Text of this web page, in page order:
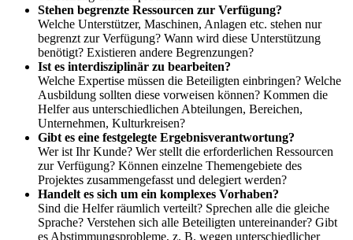
Stehen begrenzte Ressourcen zur Verfügung?
Welche Unterstützer, Maschinen, Anlagen etc. stehen nur
begrenzt zur Verfügung? Wann wird diese Unterstützung
benötigt? Existieren andere Begrenzungen?
Ist es interdisziplinär zu bearbeiten?
Welche Expertise müssen die Beteiligten einbringen? Welche
Ausbildung sollten diese vorweisen können? Kommen die
Helfer aus unterschiedlichen Abteilungen, Bereichen,
Unternehmen, Kulturkreisen?
Gibt es eine festgelegte Ergebnisverantwortung?
Wer ist Ihr Kunde? Wer stellt die erforderlichen Ressourcen
zur Verfügung? Können einzelne Themengebiete des
Projektes zusammengefasst und delegiert werden?
Handelt es sich um ein komplexes Vorhaben?
Sind die Helfer räumlich verteilt? Sprechen alle die gleiche
Sprache? Verstehen sich alle Beteiligten untereinander? Gibt
es Abstimmungsprobleme, z. B. wegen unterschiedlicher